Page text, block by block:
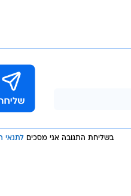
לחסדי השוק. הניסיון
מייקרת את השירות
הזה מייד".